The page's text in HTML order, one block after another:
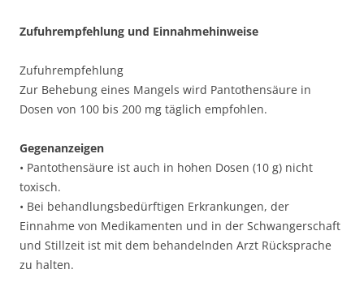
Zufuhrempfehlung und Einnahmehinweise
Zufuhrempfehlung
Zur Behebung eines Mangels wird Pantothensäure in
Dosen von 100 bis 200 mg täglich empfohlen.
Gegenanzeigen
• Pantothensäure ist auch in hohen Dosen (10 g) nicht
toxisch.
• Bei behandlungsbedürftigen Erkrankungen, der
Einnahme von Medikamenten und in der Schwangerschaft
und Stillzeit ist mit dem behandelnden Arzt Rücksprache
zu halten.